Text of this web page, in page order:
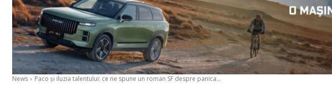
News Paco și iluzia talentului: ce ne spune un roman SF despre panica...